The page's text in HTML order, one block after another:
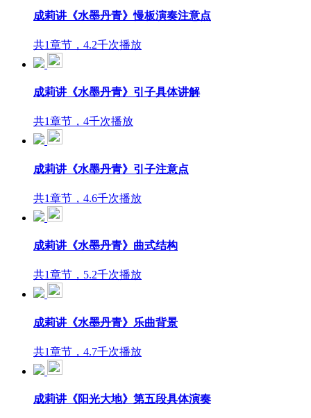
成莉讲《水墨丹青》慢板演奏注意点
共1章节，4.2千次播放
成莉讲《水墨丹青》引子具体讲解
共1章节，4千次播放
成莉讲《水墨丹青》引子注意点
共1章节，4.6千次播放
成莉讲《水墨丹青》曲式结构
共1章节，5.2千次播放
成莉讲《水墨丹青》乐曲背景
共1章节，4.7千次播放
成莉讲《阳光大地》第五段具体演奏